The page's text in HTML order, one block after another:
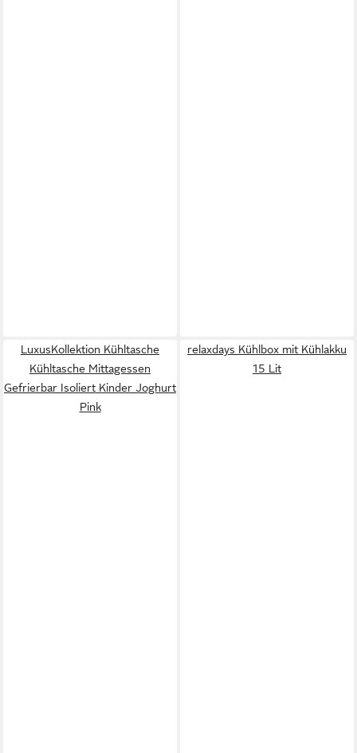
LuxusKollektion Kühltasche
Kühltasche Mittagessen
Gefrierbar Isoliert Kinder Joghurt
Pink
relaxdays Kühlbox mit Kühlakku
15 Lit